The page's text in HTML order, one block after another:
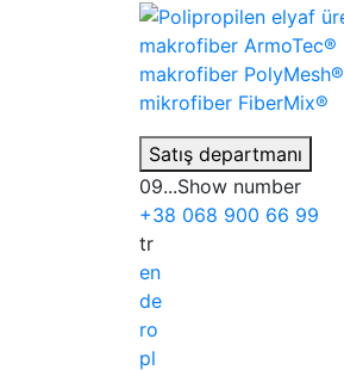
makrofiber ArmoTec®
makrofiber PolyMesh®
mikrofiber FiberMix®
Satış departmanı
09...Show number
+38 068 900 66 99
tr
en
de
ro
pl